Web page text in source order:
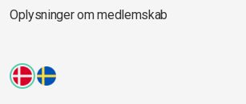
Oplysninger om medlemskab